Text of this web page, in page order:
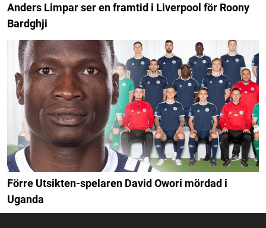
Anders Limpar ser en framtid i Liverpool för Roony
Bardghji
Förre Utsikten-spelaren David Owori mördad i
Uganda